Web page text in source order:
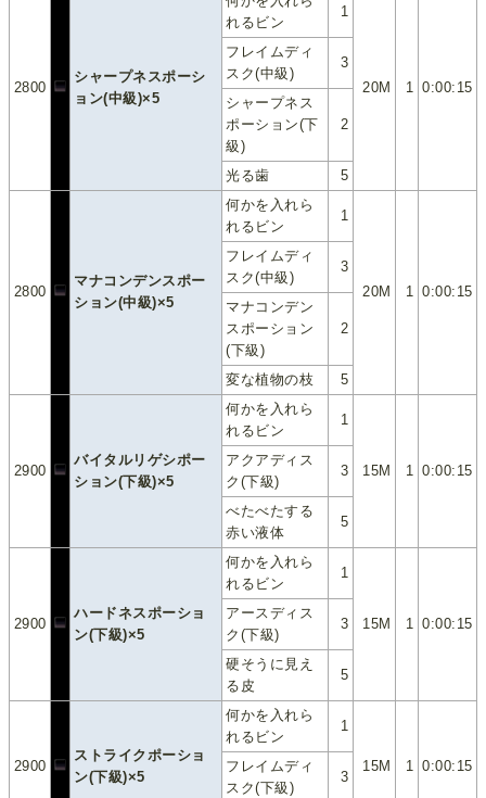
2800
シャープネスポーシ
ョン(中級)×5
れるビン
1
20M 1 0:00:15
フレイムディ
スク(中級)
3
シャープネス
ポーション(下
級)
2
光る歯 5
2800
マナコンデンスポー
ション(中級)×5
何かを入れら
れるビン
1
20M 1 0:00:15
フレイムディ
スク(中級)
3
マナコンデン
スポーション
(下級)
2
変な植物の枝 5
2900
バイタルリゲシポー
ション(下級)×5
何かを入れら
れるビン
1
15M 1 0:00:15
アクアディス
ク(下級)
3
べたべたする
赤い液体
5
2900
ハードネスポーショ
ン(下級)×5
何かを入れら
れるビン
1
15M 1 0:00:15
アースディス
ク(下級)
3
硬そうに見え
る皮
5
2900
ストライクポーショ
ン(下級)×5
何かを入れら
れるビン
1
15M 1 0:00:15
フレイムディ
スク(下級)
3